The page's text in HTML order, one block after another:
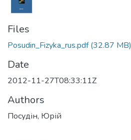
Files
Posudin_Fizyka_rus.pdf(32.87 MB)
Date
2012-11-27T08:33:11Z
Authors
Посудін, Юрій